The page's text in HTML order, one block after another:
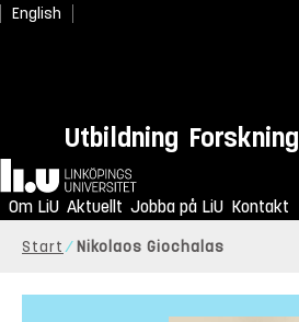
English
Utbildning Forskning
Hem
Om LiU Aktuellt Jobba på LiU Kontakt
Start Nikolaos Giochalas